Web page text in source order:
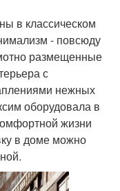
в классическом
- повсюду
размещенные
с
нежных
оборудовала в
жизни
в доме можно